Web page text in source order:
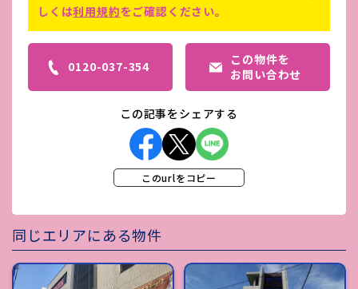
しくは利用規約をご確認ください。
0120-037-354
この物件を
お問い合わせ
この記事をシェアする
このurlをコピー
同じエリアにある物件